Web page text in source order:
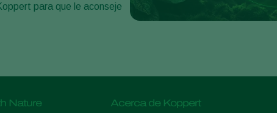
para que le aconseje
Nature Acerca de Koppert